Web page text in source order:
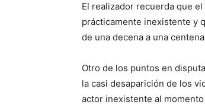
El realizador recuerda que
prácticamente inexistente y
de una decena a una
Otro de los puntos en
la casi desaparición de los
actor inexistente al